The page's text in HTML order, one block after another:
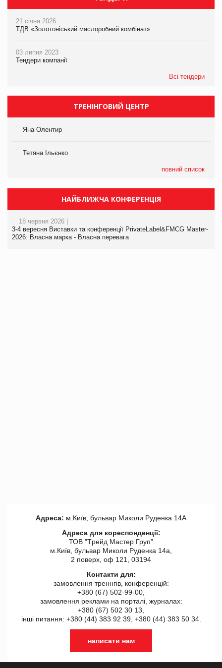
21 січня 2026
ТДВ «Золотоніський маслоробний комбінат»
03 липня 2023
Тендери компанії
Всі тендери
ТРЕНІНГОВИЙ ЦЕНТР
Яна Олентир
Тетяна Ільєнко
повний список
НАЙБЛИЖЧА КОНФЕРЕНЦІЯ
18 червня 2026 |
3-4 вересня Виставки та конференції PrivateLabel&FMCG Master-
2026: Власна марка - Власна перевага
Адреса: м.Київ, бульвар Миколи Руденка 14А
Адреса для кореспонденції:
ТОВ "Tрейд Мастер Груп"
м.Київ, бульвар Миколи Руденка 14а,
2 поверх, оф 121, 03194
Контакти для:
замовлення треннгів, конференцій:
+380 (67) 502-99-00,
замовлення реклами на порталі, журналах:
+380 (67) 502 30 13,
інші питання: +380 (44) 383 92 39, +380 (44) 383 50 34.
написати нам